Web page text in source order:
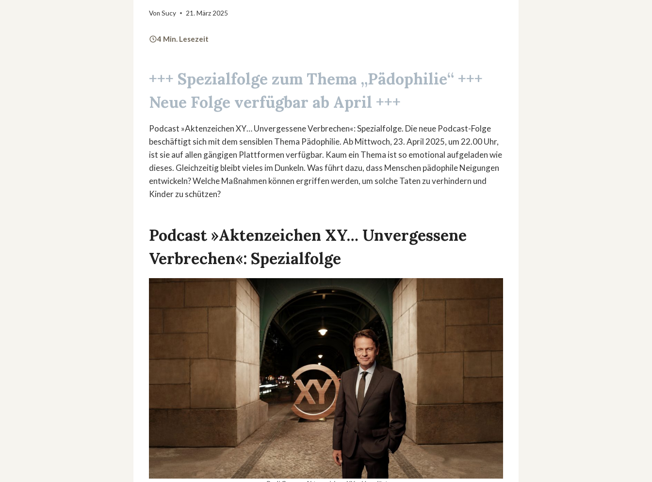
Von Sucy 21. März 2025
4 Min. Lesezeit
+++ Spezialfolge zum Thema „Pädophilie“ +++
Neue Folge verfügbar ab April +++
Podcast »Aktenzeichen XY… Unvergessene Verbrechen«: Spezialfolge. Die neue Podcast-Folge
beschäftigt sich mit dem sensiblen Thema Pädophilie. Ab Mittwoch, 23. April 2025, um 22.00 Uhr,
ist sie auf allen gängigen Plattformen verfügbar. Kaum ein Thema ist so emotional aufgeladen wie
dieses. Gleichzeitig bleibt vieles im Dunkeln. Was führt dazu, dass Menschen pädophile Neigungen
entwickeln? Welche Maßnahmen können ergriffen werden, um solche Taten zu verhindern und
Kinder zu schützen?
Podcast »Aktenzeichen XY… Unvergessene
Verbrechen«: Spezialfolge